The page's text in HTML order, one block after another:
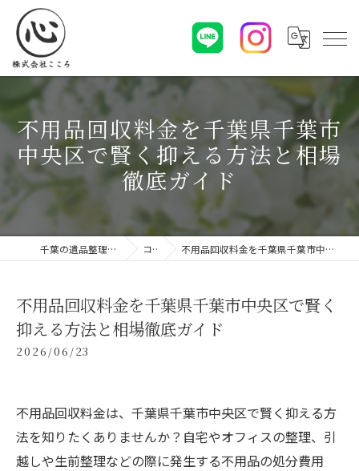
不用品回収料金を千葉県千葉市
中央区で賢く抑える方法と相場
徹底ガイド
千葉の遺品整理なら株式会社こころ コラム 不用品回収料金を千葉県千葉市中央区で賢く抑える方法と相場徹底ガイド
不用品回収料金を千葉県千葉市中央区で賢く
抑える方法と相場徹底ガイド
2026/06/23
不用品回収料金は、千葉県千葉市中央区で賢く抑える方
法を知りたくありませんか？自宅やオフィスの整理、引
越しや生前整理などの際に発生する不用品の処分費用